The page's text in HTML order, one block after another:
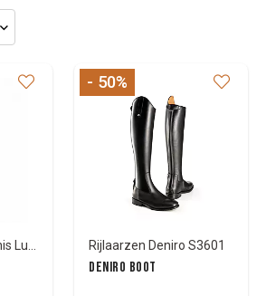
Rijlaarzen Deniro S3601
DENIRO BOOT
- 50%